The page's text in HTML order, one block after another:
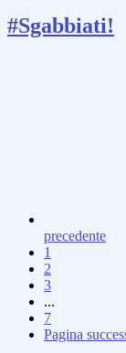
#Sgabbiati!
precedente
1
2
3
...
7
Pagina